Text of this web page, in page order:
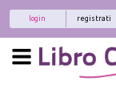
registrati
login